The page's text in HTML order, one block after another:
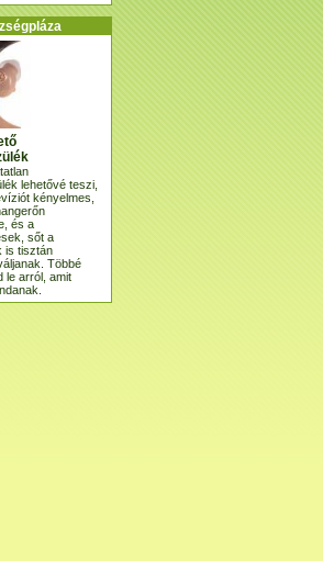
-
lehetővé teszi,
kényelmes,
és a
sőt a
is tisztán
Többé
le arról, amit